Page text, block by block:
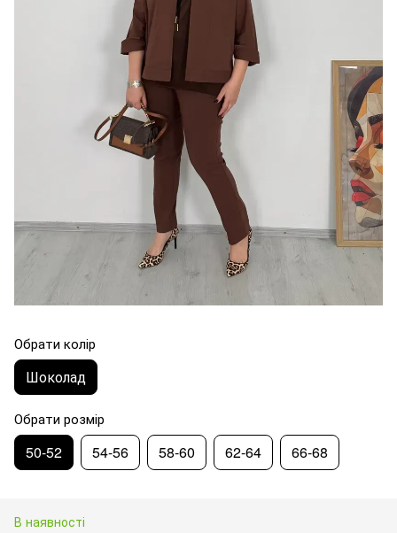
Обрати колір
Шоколад
Обрати розмір
50-52 54-56 58-60 62-64 66-68
В наявності